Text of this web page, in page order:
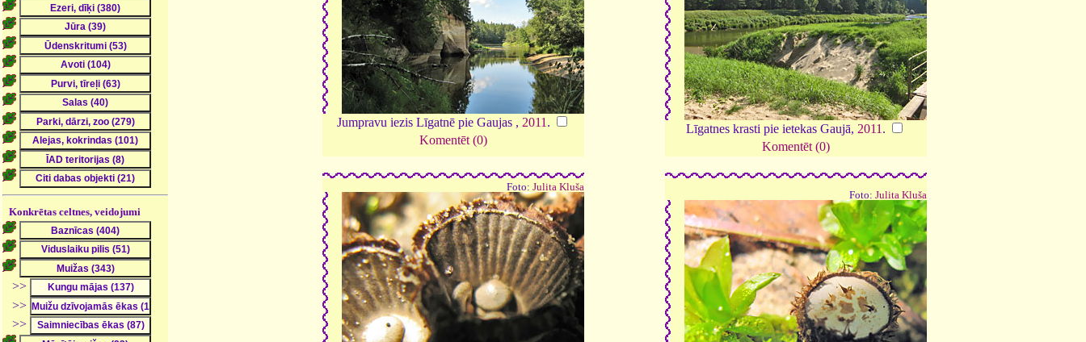
Konkrētas celtnes, veidojumi
>>
>>
>>
Jumpravu iezis Līgatnē pie Gaujas , 2011 .
Komentēt (0)
Līgatnes krasti pie ietekas Gaujā, 2011 .
Komentēt (0)
Foto: Julita Kluša
Foto: Julita Kluša